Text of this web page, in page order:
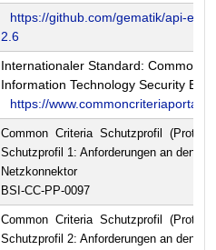
https://github.com/gematik/api-
2.6
Internationaler Standard: Common
Information Technology Security
https://
Common Criteria Schutzprofil
Schutzprofil 1: Anforderungen an den
Netzkonnektor
BSI-CC-PP-0097
Common Criteria Schutzprofil
Schutzprofil 2: Anforderungen an den